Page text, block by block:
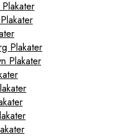
Plakater
Plakater